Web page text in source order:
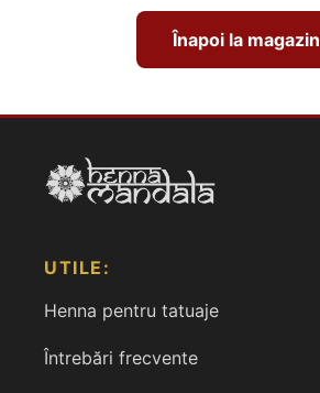
Înapoi la magazin
UTILE:
Henna pentru tatuaje
Întrebări frecvente